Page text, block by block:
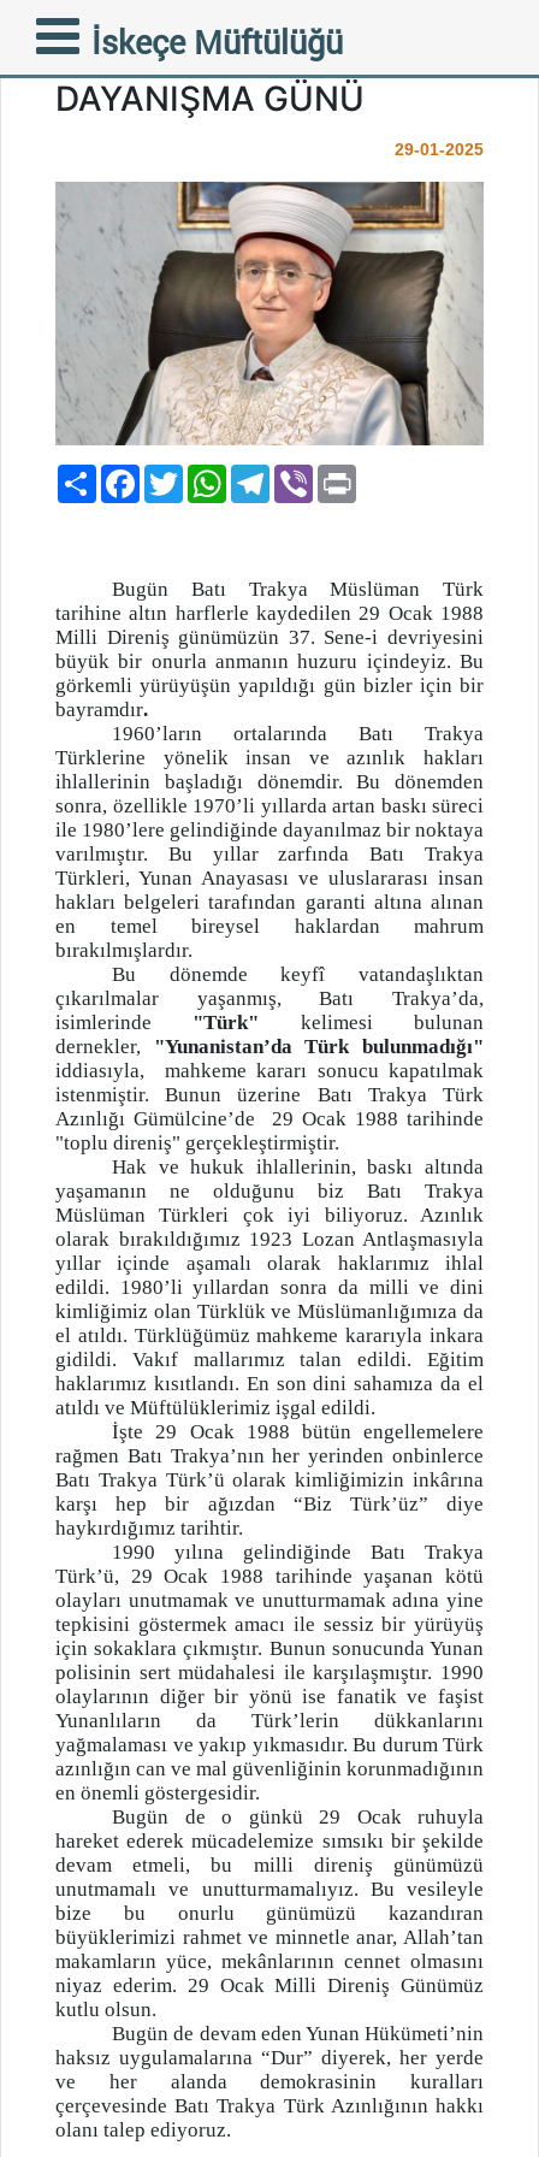
İskeçe Müftülüğü
29 OCAK MİLLİ DİRENİŞ
VE TOPLUMSAL
DAYANIŞMA GÜNÜ
29-01-2025
PaylaşFacebook
TwitterWhatsAppTelegram
Viber
Bugün Batı Trakya Müslüman Türk
tarihine altın harflerle kaydedilen 29 Ocak 1988
Milli Direniş günümüzün 37. Sene-i devriyesini
büyük bir onurla anmanın huzuru içindeyiz. Bu
görkemli yürüyüşün yapıldığı gün bizler için bir
bayramdır.
1960’ların ortalarında Batı Trakya
Türklerine yönelik insan ve azınlık hakları
ihlallerinin başladığı dönemdir. Bu dönemden
sonra, özellikle 1970’li yıllarda artan baskı süreci
ile 1980’lere gelindiğinde dayanılmaz bir noktaya
varılmıştır. Bu yıllar zarfında Batı Trakya
Türkleri, Yunan Anayasası ve uluslararası insan
hakları belgeleri tarafından garanti altına alınan
en temel bireysel haklardan mahrum
bırakılmışlardır.
Bu dönemde keyfî vatandaşlıktan
çıkarılmalar yaşanmış, Batı Trakya’da,
isimlerinde "Türk" kelimesi bulunan
dernekler,
"Yunanistan’da Türk bulunmadığı"
iddiasıyla, mahkeme kararı sonucu kapatılmak
istenmiştir. Bunun üzerine Batı Trakya Türk
Azınlığı Gümülcine’de 29 Ocak 1988 tarihinde
"toplu direniş" gerçekleştirmiştir.
Hak ve hukuk ihlallerinin, baskı altında
yaşamanın ne olduğunu biz Batı Trakya
Müslüman Türkleri çok iyi biliyoruz. Azınlık
olarak bırakıldığımız 1923 Lozan Antlaşmasıyla
yıllar içinde aşamalı olarak haklarımız ihlal
edildi. 1980’li yıllardan sonra da milli ve dini
kimliğimiz olan Türklük ve Müslümanlığımıza da
el atıldı. Türklüğümüz mahkeme kararıyla inkara
gidildi. Vakıf mallarımız talan edildi. Eğitim
haklarımız kısıtlandı. En son dini sahamıza da el
atıldı ve Müftülüklerimiz işgal edildi.
İşte 29 Ocak 1988 bütün engellemelere
rağmen Batı Trakya’nın her yerinden onbinlerce
Batı Trakya Türk’ü olarak kimliğimizin inkârına
karşı hep bir ağızdan “Biz Türk’üz” diye
haykırdığımız tarihtir.
1990 yılına gelindiğinde Batı Trakya
Türk’ü, 29 Ocak 1988 tarihinde yaşanan kötü
olayları unutmamak ve unutturmamak adına yine
tepkisini göstermek amacı ile sessiz bir yürüyüş
için sokaklara çıkmıştır. Bunun sonucunda Yunan
polisinin sert müdahalesi ile karşılaşmıştır. 1990
olaylarının diğer bir yönü ise fanatik ve faşist
Yunanlıların da Türk’lerin dükkanlarını
yağmalaması ve yakıp yıkmasıdır. Bu durum Türk
azınlığın can ve mal güvenliğinin korunmadığının
en önemli göstergesidir.
Bugün de o günkü 29 Ocak ruhuyla
hareket ederek mücadelemize sımsıkı bir şekilde
devam etmeli, bu milli direniş günümüzü
unutmamalı ve unutturmamalıyız. Bu vesileyle
bize bu onurlu günümüzü kazandıran
büyüklerimizi rahmet ve minnetle anar, Allah’tan
makamların yüce, mekânlarının cennet olmasını
niyaz ederim. 29 Ocak Milli Direniş Günümüz
kutlu olsun.
Bugün de devam eden Yunan Hükümeti’nin
haksız uygulamalarına “Dur” diyerek, her yerde
ve her alanda demokrasinin kuralları
çerçevesinde Batı Trakya Türk Azınlığının hakkı
olanı talep ediyoruz.